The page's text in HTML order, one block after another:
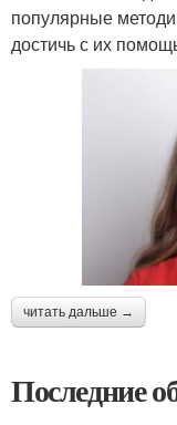
популярные
достичь с их
читать дальше →
Последние